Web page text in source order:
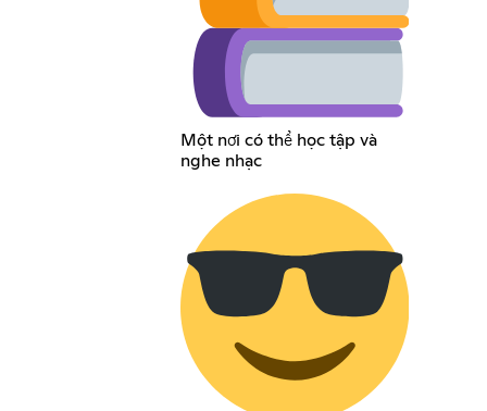
Một nơi có thể học tập và
nghe nhạc